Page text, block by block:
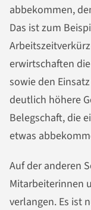
abbekommen,
Das ist zum
erwirtschaften
sowie den
deutlich höhere
Belegschaft, die
etwas
Auf der anderen
Mitarbeiterinnen
verlangen. Es ist